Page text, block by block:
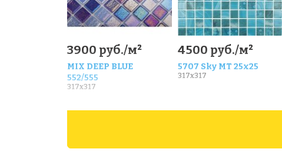
3900 руб./м²
MIX DEEP BLUE
552/555
317x317
4500 руб./м²
5707 Sky MT 25x25
317x317